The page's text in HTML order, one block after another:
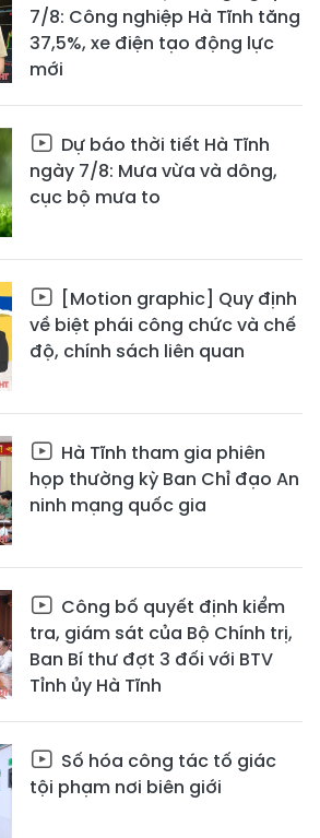
7/8: Công nghiệp Hà Tĩnh tăng
37,5%, xe điện tạo động lực
mới
Dự báo thời tiết Hà Tĩnh
ngày 7/8: Mưa vừa và dông,
cục bộ mưa to
[Motion graphic] Quy định
về biệt phái công chức và chế
độ, chính sách liên quan
Hà Tĩnh tham gia phiên
họp thường kỳ Ban Chỉ đạo An
ninh mạng quốc gia
Công bố quyết định kiểm
tra, giám sát của Bộ Chính trị,
Ban Bí thư đợt 3 đối với BTV
Tỉnh ủy Hà Tĩnh
Số hóa công tác tố giác
tội phạm nơi biên giới